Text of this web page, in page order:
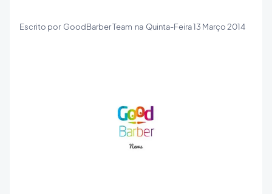
Escrito por GoodBarber Team na Quinta-Feira 13 Março 2014